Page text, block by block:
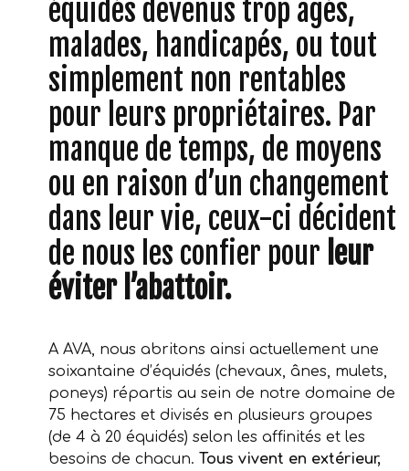
équidés devenus trop âgés,
malades, handicapés, ou tout
simplement non rentables
pour leurs propriétaires. Par
manque de temps, de moyens
ou en raison d’un changement
dans leur vie, ceux-ci décident
de nous les confier pour leur
éviter l’abattoir.
A AVA, nous abritons ainsi actuellement une
soixantaine d’équidés (chevaux, ânes, mulets,
poneys) répartis au sein de notre domaine de
75 hectares et divisés en plusieurs groupes
(de 4 à 20 équidés) selon les affinités et les
besoins de chacun. Tous vivent en extérieur,